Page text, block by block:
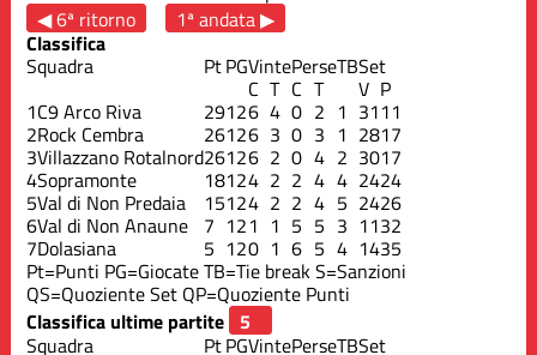
◀ 6ª ritorno
1ª andata ▶
Classifica
Squadra PtPGVintePerseTBSet
C T C T V P
1C9 Arco Riva 29126 4 0 2 1 3111
2Rock Cembra 26126 3 0 3 1 2817
3Villazzano Rotalnord26126 2 0 4 2 3017
4Sopramonte 18124 2 2 4 4 2424
5Val di Non Predaia 15124 2 2 4 5 2426
6Val di Non Anaune 7 121 1 5 5 3 1132
7Dolasiana 5 120 1 6 5 4 1435
Pt=Punti PG=GiocateTB=Tie breakS=Sanzioni
QS=Quoziente Set QP=Quoziente Punti
Classifica ultime partite
Squadra
PtPGVintePerseTBSet